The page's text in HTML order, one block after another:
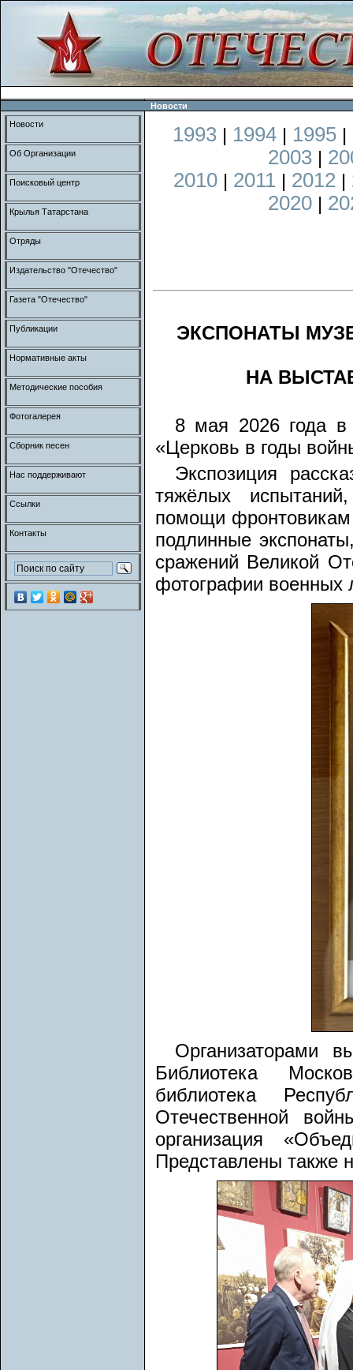
Новости
1993 | 1994 | 1995 |
2003 |
2010 | 2011 | 2012 |
2020 |
ЭКСПОНАТЫ
НА
8 мая 2026 года в
«Церковь в годы
Экспозиция
тяжёлых
помощи
подлинные
сражений Великой
фотографии военных
Организаторами
Библиотека
библиотека
Отечественной
организация
Представлены также
Новости
Об Организации
Поисковый центр
Крылья Татарстана
Отряды
Издательство "Отечество"
Газета "Отечество"
Публикации
Нормативные акты
Методические пособия
Фотогалерея
Сборник песен
Нас поддерживают
Ссылки
Контакты